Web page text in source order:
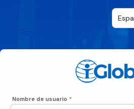
Nombre de usuario *